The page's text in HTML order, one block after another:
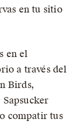
en tu sitio
en el
a través del
Birds,
compatir tus